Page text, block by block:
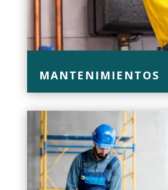
MANTENIMIENTOS